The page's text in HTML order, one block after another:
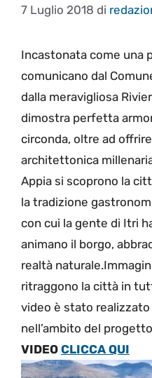
7 Luglio 2018 di
Incastonata come una
comunicano dal
dalla meravigliosa
dimostra perfetta
circonda, oltre ad
architettonica
Appia si scoprono la
la tradizione
con cui la gente di Itri
animano il borgo,
realtà
ritraggono la città in
video è stato
nell’ambito del
VIDEO CLICCA QUI